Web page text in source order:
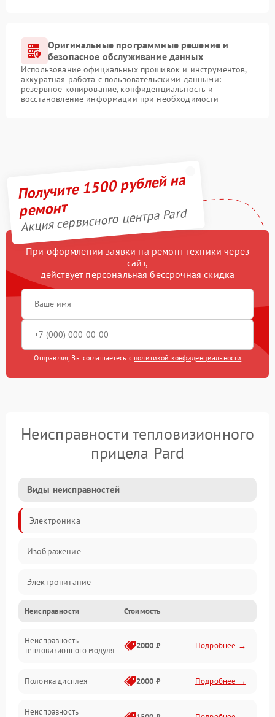
Оригинальные программные решение и
безопасное обслуживание данных
Использование официальных прошивок и инструментов,
аккуратная работа с пользовательскими данными:
резервное копирование, конфиденциальность и
восстановление информации при необходимости
Получите 1500 рублей на
ремонт
Акция сервисного центра Pard
При оформлении заявки на ремонт техники через
сайт,
действует персональная бессрочная скидка
Отправляя, Вы соглашаетесь с политикой конфиденциальности
Неисправности тепловизионного
прицела Pard
Виды неисправностей
Электроника
Изображение
Электропитание
Измерения
Матрица
Неисправности Стоимость
Неисправность
тепловизионного модуля
2000 ₽ Подробнее →
Поломка дисплея 2000 ₽ Подробнее →
Неисправность